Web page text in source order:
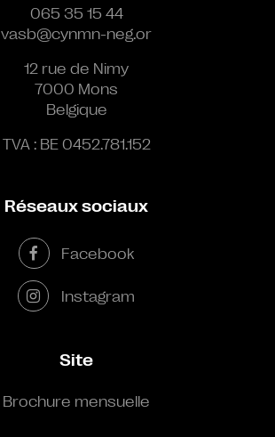
065 35 15 44
vasb@cynmn-neg.or
12 rue de Nimy
7000 Mons
Belgique
TVA : BE 0452.781.152
Réseaux sociaux
Facebook
Instagram
Site
Brochure mensuelle